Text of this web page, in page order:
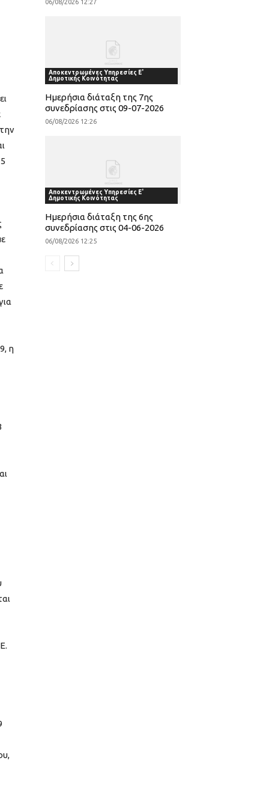
η
06/08/2026 12:27
Αποκεντρωμένες Υπηρεσίες Ε'
Δημοτικής Κοινότητας
Ημερήσια διάταξη της 7ης
συνεδρίασης στις 09-07-2026
06/08/2026 12:26
Αποκεντρωμένες Υπηρεσίες Ε'
Δημοτικής Κοινότητας
Ημερήσια διάταξη της 6ης
συνεδρίασης στις 04-06-2026
06/08/2026 12:25